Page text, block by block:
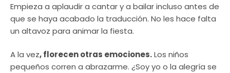
Empieza a aplaudir a cantar y a bailar incluso antes de
que se haya acabado la traducción. No les hace falta
un altavoz para animar la fiesta.
A la vez, florecen otras emociones.Los niños
pequeños corren a abrazarme. ¿Soy yo o la alegría se